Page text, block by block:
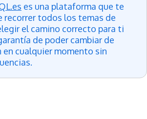
es una plataforma que te
recorrer todos los temas de
el camino correcto para ti
de poder cambiar de
en cualquier momento sin